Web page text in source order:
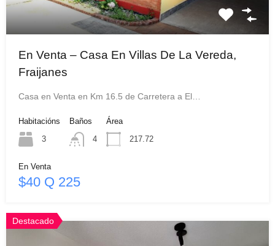
En Venta – Casa En Villas De La Vereda,
Fraijanes
Casa en Venta en Km 16.5 de Carretera a El…
Habitacións
3
Baños
4
Área
217.72
En Venta
$40 Q 225
Destacado